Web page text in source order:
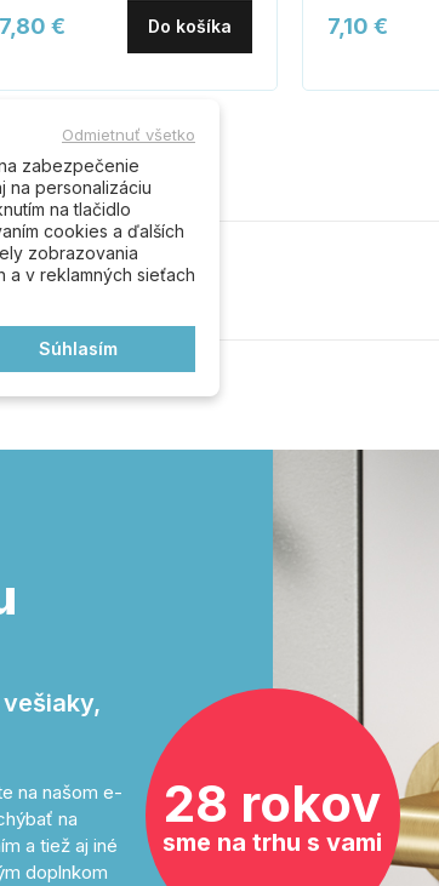
€ Do košíka 7,10 €
recenziu
na našom e-
na
a tiež aj iné
doplnkom
28 rokov
sme na trhu s vami
Odmietnuť všetko
zabezpečenie
na personalizáciu
na tlačidlo
cookies a ďalších
zobrazovania
a v reklamných sieťach
Súhlasím